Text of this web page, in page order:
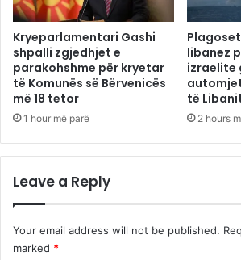
Kryeparlamentari Gashi
shpalli zgjedhjet e
parakohshme për kryetar
të Komunës së Bërvenicës
më 18 tetor
1 hour më parë
libanez
izraelite
të
2 hours
Leave a Reply
Your email address will not be published.
marked *